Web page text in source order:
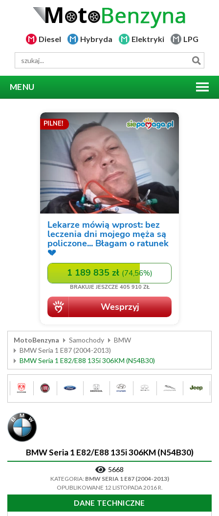
Diesel Hybryda Elektryki LPG
MENU
MotoBenzyna Samochody
BMW
BMW Seria 1 E87 (2004-2013)
BMW Seria 1 E82/E88 135i 306KM (N54B30)
BMW Seria 1 E82/E88 135i 306KM (N54B30)
5668
KATEGORIA: BMW SERIA 1 E87 (2004-2013)
OPUBLIKOWANE 12 LISTOPADA 2016 R.
DANE TECHNICZNE